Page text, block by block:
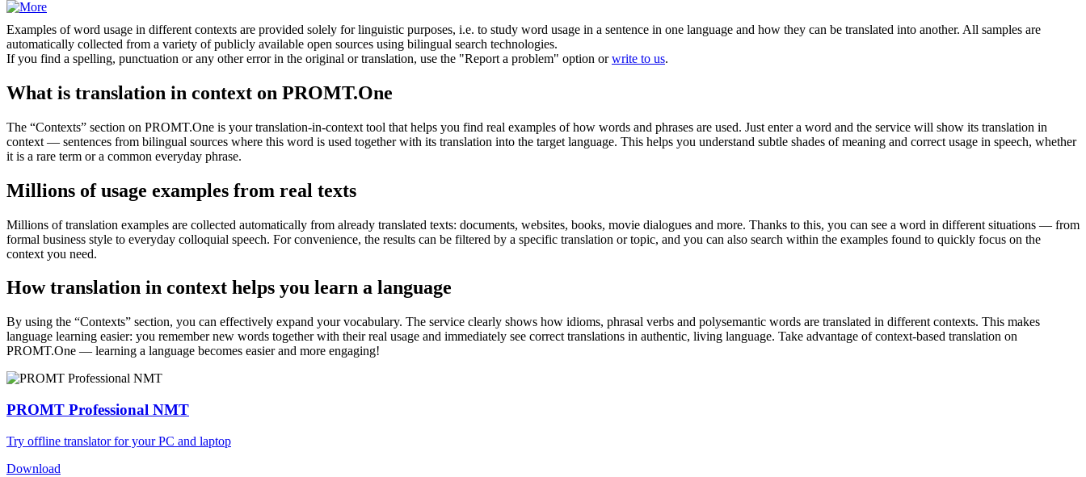
Examples of word usage in different contexts are provided solely for linguistic purposes, i.e. to study word usage in a sentence in one language and how they can be translated into another. All samples are
automatically collected from a variety of publicly available open sources using bilingual search technologies.
If you find a spelling, punctuation or any other error in the original or translation, use the "Report a problem" option orwrite to us.
What is translation in context on PROMT.One
The “Contexts” section on PROMT.One is your translation-in-context tool that helps you find real examples of how words and phrases are used. Just enter a word and the service will show its translation in
context — sentences from bilingual sources where this word is used together with its translation into the target language. This helps you understand subtle shades of meaning and correct usage in speech, whether
it is a rare term or a common everyday phrase.
Millions of usage examples from real texts
Millions of translation examples are collected automatically from already translated texts: documents, websites, books, movie dialogues and more. Thanks to this, you can see a word in different situations — from
formal business style to everyday colloquial speech. For convenience, the results can be filtered by a specific translation or topic, and you can also search within the examples found to quickly focus on the
context you need.
How translation in context helps you learn a language
By using the “Contexts” section, you can effectively expand your vocabulary. The service clearly shows how idioms, phrasal verbs and polysemantic words are translated in different contexts. This makes
language learning easier: you remember new words together with their real usage and immediately see correct translations in authentic, living language. Take advantage of context-based translation on
PROMT.One — learning a language becomes easier and more engaging!
PROMT Professional NMT
Try offline translator for your PC and laptop
Download